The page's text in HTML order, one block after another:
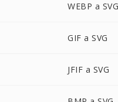
WEBP a
GIF a SVG
JFIF a SVG